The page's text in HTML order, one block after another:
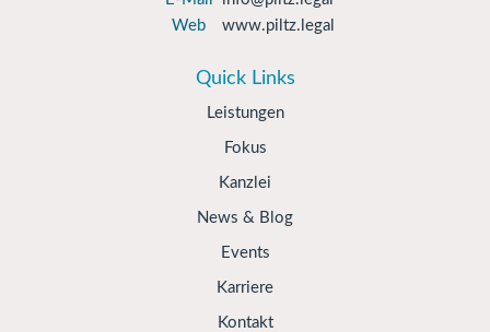
Web
www.piltz.legal
Quick Links
Leistungen
Fokus
Kanzlei
News & Blog
Events
Karriere
Kontakt